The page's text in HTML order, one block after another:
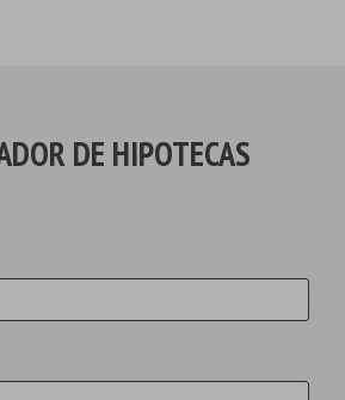
DE HIPOTECAS